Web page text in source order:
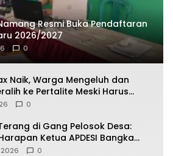
Resmi Buka Pendaftaran
2026/2027
0
Naik, Warga Mengeluh dan
ke Pertalite Meski Harus
0
di Gang Pelosok Desa:
Ketua APDESI Bangka
PLN Babel
0